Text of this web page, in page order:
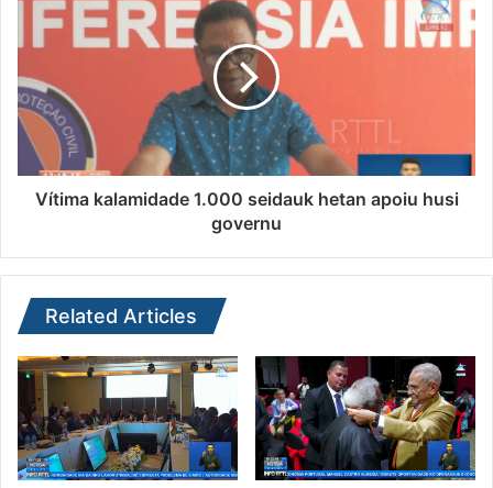
Vítima kalamidade 1.000 seidauk hetan apoiu husi
governu
Related Articles